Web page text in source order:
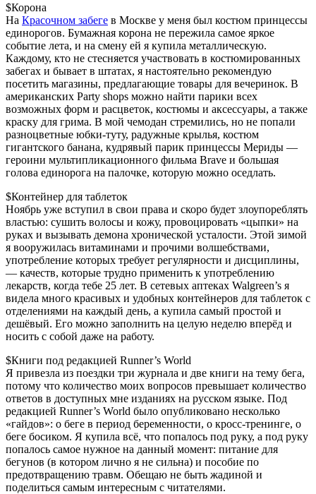
$Корона
На Красочном забеге в Москве у меня был костюм принцессы
единорогов. Бумажная корона не пережила самое яркое
событие лета, и на смену ей я купила металлическую.
Каждому, кто не стесняется участвовать в костюмированных
забегах и бывает в штатах, я настоятельно рекомендую
посетить магазины, предлагающие товары для вечеринок. В
американских Party shops можно найти парики всех
возможных форм и расцветок, костюмы и аксессуары, а также
краску для грима. В мой чемодан стремились, но не попали
разноцветные юбки-туту, радужные крылья, костюм
гигантского банана, кудрявый парик принцессы Мериды —
героини мультипликационного фильма Brave и большая
голова единорога на палочке, которую можно оседлать.
$Контейнер для таблеток
Ноябрь уже вступил в свои права и скоро будет злоупореблять
властью: сушить волосы и кожу, провоцировать «цыпки» на
руках и вызывать демона хронической усталости. Этой зимой
я вооружилась витаминами и прочими волшебствами,
употребление которых требует регулярности и дисциплины,
— качеств, которые трудно применить к употреблению
лекарств, когда тебе 25 лет. В сетевых аптеках Walgreen’s я
видела много красивых и удобных контейнеров для таблеток с
отделениями на каждый день, а купила самый простой и
дешёвый. Его можно заполнить на целую неделю вперёд и
носить с собой даже на работу.
$Книги под редакцией Runner’s World
Я привезла из поездки три журнала и две книги на тему бега,
потому что количество моих вопросов превышает количество
ответов в доступных мне изданиях на русском языке. Под
редакцией Runner’s World было опубликовано несколько
«гайдов»: о беге в период беременности, о кросс-тренинге, о
беге босиком. Я купила всё, что попалось под руку, а под руку
попалось самое нужное на данный момент: питание для
бегунов (в котором лично я не сильна) и пособие по
предотвращению травм. Обещаю не быть жадиной и
поделиться самым интересным с читателями.